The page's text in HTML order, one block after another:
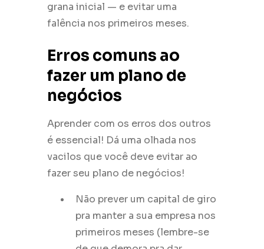
grana inicial — e evitar uma
falência nos primeiros meses.
Erros comuns ao
fazer um plano de
negócios
Aprender com os erros dos outros
é essencial! Dá uma olhada nos
vacilos que você deve evitar ao
fazer seu plano de negócios!
Não prever um capital de giro
pra manter a sua empresa nos
primeiros meses (lembre-se